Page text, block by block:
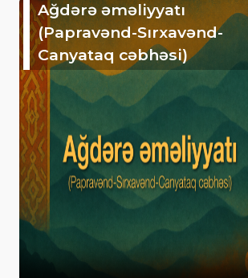
Ağdərə əməliyyatı
(Papravənd-Sırxavənd-
Canyataq cəbhəsi)